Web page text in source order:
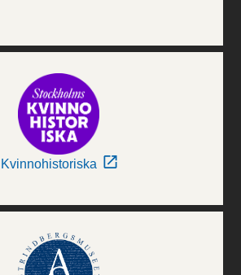
Kvinnohistoriska